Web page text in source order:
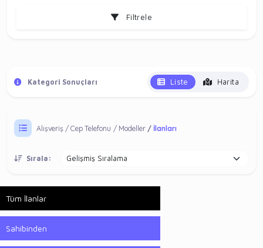
Filtrele
Kategori Sonuçları Liste Harita
Alışveriş Cep Telefonu Modeller İlanları
Sırala:
Tüm İlanlar
Sahibinden